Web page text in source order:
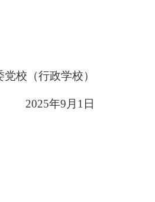
校（行政学校）
2025年9 月 1 日